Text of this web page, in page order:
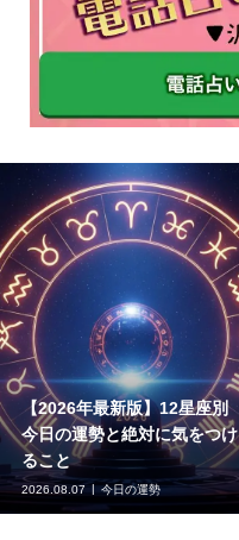
【2026年最新版】12星座別
今日の運勢と絶対に気をつけ
ること
2026.08.07 今日の運勢